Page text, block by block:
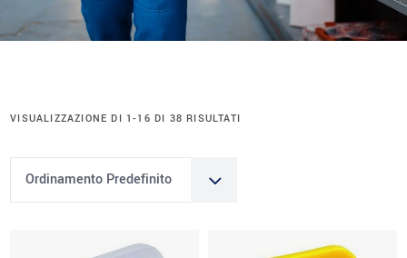
VISUALIZZAZIONE DI 1-16 DI 38 RISULTATI
Ordinamento Predefinito